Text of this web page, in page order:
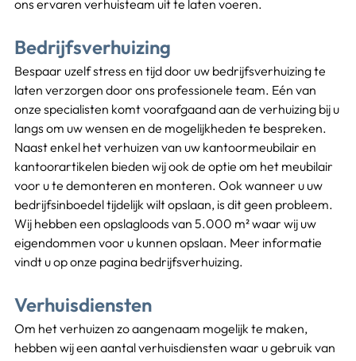
ons ervaren verhuisteam uit te laten voeren.
Bedrijfsverhuizing
Bespaar uzelf stress en tijd door uw bedrijfsverhuizing te
laten verzorgen door ons professionele team. Eén van
onze specialisten komt voorafgaand aan de verhuizing bij u
langs om uw wensen en de mogelijkheden te bespreken.
Naast enkel het verhuizen van uw kantoormeubilair en
kantoorartikelen bieden wij ook de optie om het meubilair
voor u te demonteren en monteren. Ook wanneer u uw
bedrijfsinboedel tijdelijk wilt opslaan, is dit geen probleem.
Wij hebben een opslagloods van 5.000 m² waar wij uw
eigendommen voor u kunnen opslaan. Meer informatie
vindt u op onze pagina bedrijfsverhuizing.
Verhuisdiensten
Om het verhuizen zo aangenaam mogelijk te maken,
hebben wij een aantal verhuisdiensten waar u gebruik van